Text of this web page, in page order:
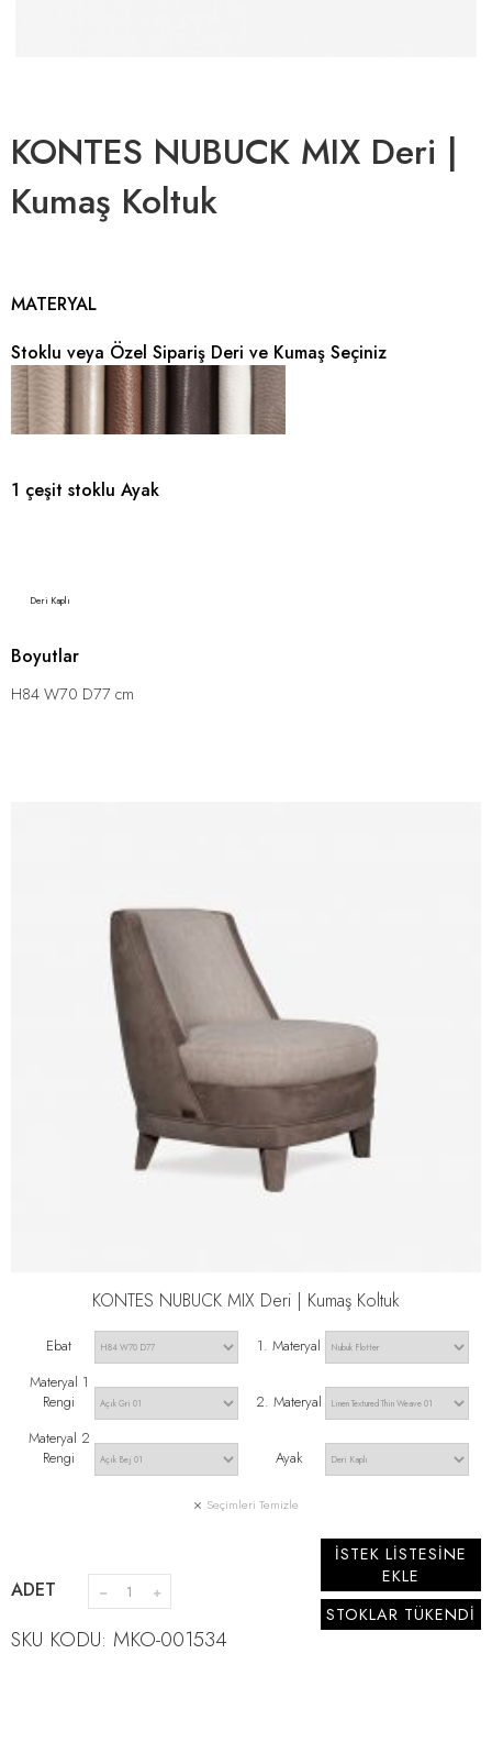
KONTES NUBUCK MIX Deri |
Kumaş Koltuk
MATERYAL
Stoklu veya Özel Sipariş Deri ve Kumaş Seçiniz
1 çeşit stoklu Ayak
Deri Kaplı
Boyutlar
H84 W70 D77 cm
KONTES NUBUCK MIX Deri | Kumaş Koltuk
Ebat
1. Materyal
Materyal 1
Rengi
2. Materyal
Materyal 2
Rengi
Ayak
Seçimleri Temizle
ADET
İSTEK LİSTESİNE
EKLE
STOKLAR TÜKENDİ
SKU KODU: MKO-001534